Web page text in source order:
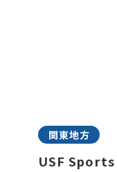
関東地方
USF